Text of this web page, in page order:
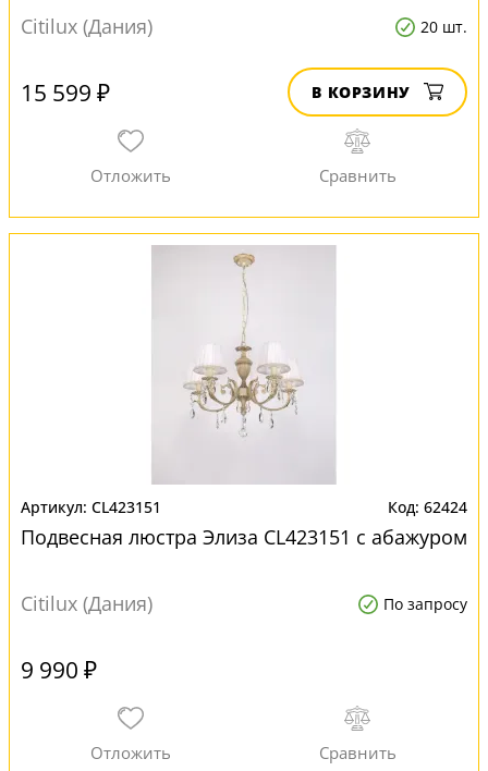
Citilux (Дания)
20 шт.
15 599 ₽ В КОРЗИНУ
CL423151 62424
Подвесная люстра Элиза CL423151 с абажуром
Citilux (Дания) По запросу
9 990 ₽